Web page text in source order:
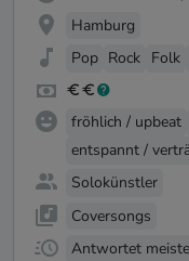
Hamburg
Pop Rock Folk
fröhlich / upbeat
entspannt /
Solokünstler
Coversongs
Antwortet